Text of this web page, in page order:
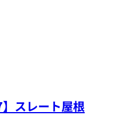
スレート屋根